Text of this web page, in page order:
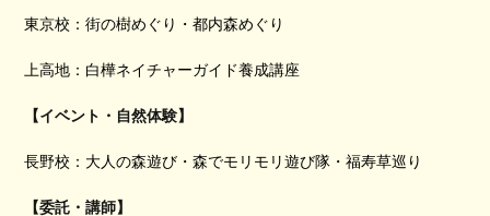
東京校：街の樹めぐり・都内森めぐり
上高地：白樺ネイチャーガイド養成講座
【イベント・自然体験】
長野校：大人の森遊び・森でモリモリ遊び隊・福寿草巡り
【委託・講師】